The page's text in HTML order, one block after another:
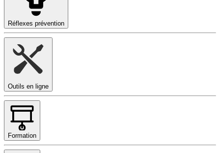
Réflexes prévention
Outils en ligne
Formation